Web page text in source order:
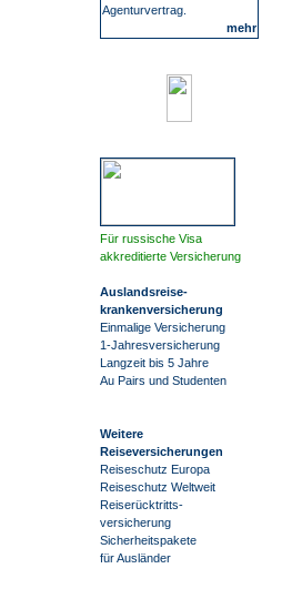
Agenturvertrag.
mehr
Für russische Visa
akkreditierte Versicherung
Auslandsreise-
krankenversicherung
Einmalige Versicherung
1-Jahresversicherung
Langzeit bis 5 Jahre
Au Pairs und Studenten
Weitere
Reiseversicherungen
Reiseschutz Europa
Reiseschutz Weltweit
Reiserücktritts-
versicherung
Sicherheitspakete
für Ausländer